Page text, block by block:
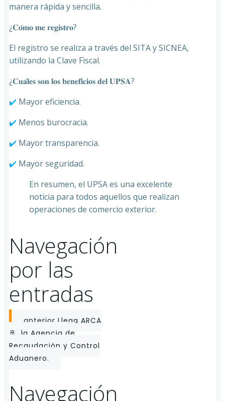
manera rápida y sencilla.
¿𝐂𝐨́𝐦𝐨 𝐦𝐞 𝐫𝐞𝐠𝐢𝐬𝐭𝐫𝐨?
El registro se realiza a través del SITA y SICNEA,
utilizando la Clave Fiscal.
¿𝐂𝐮𝐚́𝐥𝐞𝐬 𝐬𝐨𝐧 𝐥𝐨𝐬 𝐛𝐞𝐧𝐞𝐟𝐢𝐜𝐢𝐨𝐬 𝐝𝐞𝐥 𝐔𝐏𝐒𝐀?
✔️ Mayor eficiencia.
✔️ Menos burocracia.
✔️ Mayor transparencia.
✔️ Mayor seguridad.
En resumen, el UPSA es una excelente
noticia para todos aquellos que realizan
operaciones de comercio exterior.
Navegación
por las
entradas
anterior Llega ARCA
🚢, la Agencia de
Recaudación y Control
Aduanero.
Navegación